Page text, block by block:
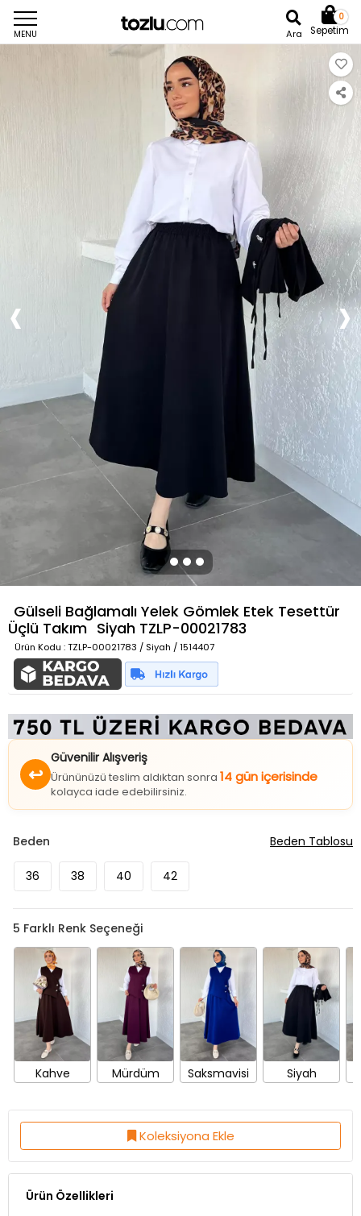
MENU Ara
0
Sepetim
Gülseli Bağlamalı Yelek Gömlek Etek Tesettür
Üçlü Takım Siyah TZLP-00021783
Ürün Kodu : TZLP-00021783 / Siyah / 1514407
↩
Güvenilir Alışveriş
Ürününüzü teslim aldıktan sonra 14 gün içerisinde
kolayca iade edebilirsiniz.
Beden
36 38 40 42
Beden Tablosu
5 Farklı Renk Seçeneği
Kahve Mürdüm Saksmavisi Siyah
Koleksiyona Ekle
Ürün Özellikleri